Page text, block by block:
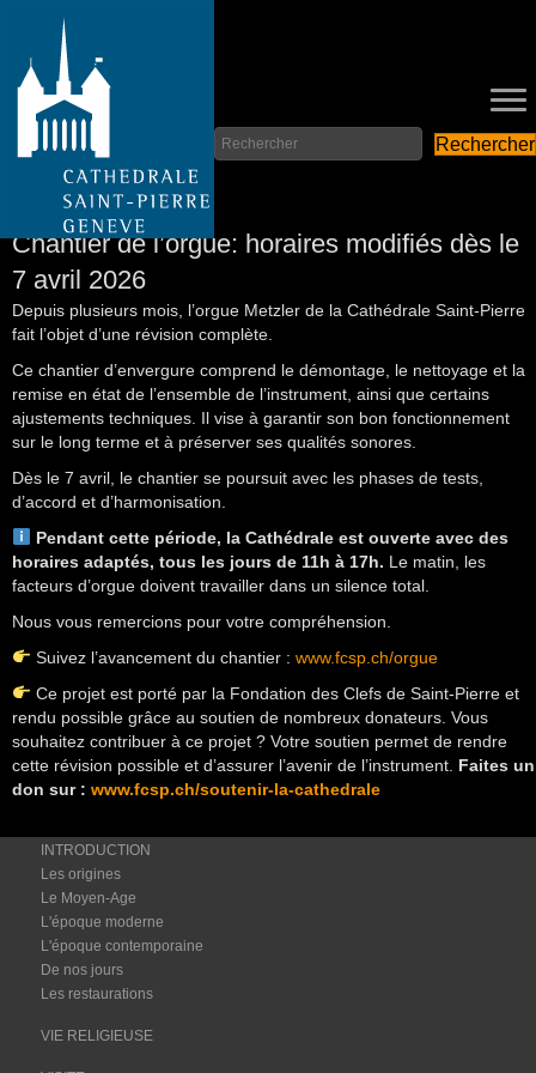
Rechercher
02 avril 2026
Chantier de l’orgue: horaires modifiés dès le
7 avril 2026
Depuis plusieurs mois, l’orgue Metzler de la Cathédrale Saint-Pierre
fait l’objet d’une révision complète.
Ce chantier d’envergure comprend le démontage, le nettoyage et la
remise en état de l’ensemble de l’instrument, ainsi que certains
ajustements techniques. Il vise à garantir son bon fonctionnement
sur le long terme et à préserver ses qualités sonores.
Dès le 7 avril, le chantier se poursuit avec les phases de tests,
d’accord et d’harmonisation.
Pendant cette période, la Cathédrale est ouverte avec des
horaires adaptés, tous les jours de 11h à 17h. Le matin, les
facteurs d’orgue doivent travailler dans un silence total.
Nous vous remercions pour votre compréhension.
Suivez l’avancement du chantier : www.fcsp.ch/orgue
Ce projet est porté par la Fondation des Clefs de Saint-Pierre et
rendu possible grâce au soutien de nombreux donateurs. Vous
souhaitez contribuer à ce projet ? Votre soutien permet de rendre
cette révision possible et d’assurer l’avenir de l’instrument. Faites un
don sur : www.fcsp.ch/soutenir-la-cathedrale
INTRODUCTION
Les origines
Le Moyen-Age
L'époque moderne
L'époque contemporaine
De nos jours
Les restaurations
VIE RELIGIEUSE